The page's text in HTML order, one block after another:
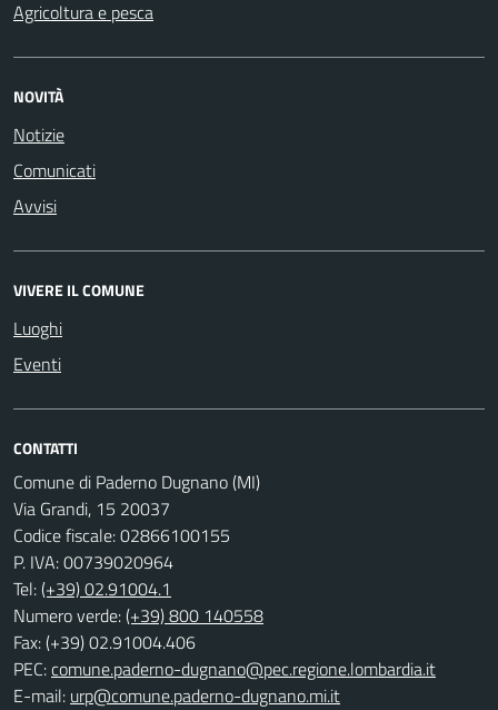
Agricoltura e pesca
NOVITÀ
Notizie
Comunicati
Avvisi
VIVERE IL COMUNE
Luoghi
Eventi
CONTATTI
Comune di Paderno Dugnano (MI)
Via Grandi, 15 20037
Codice fiscale: 02866100155
P. IVA: 00739020964
Tel:(+39) 02.91004.1
Numero verde:(+39) 800 140558
Fax: (+39) 02.91004.406
PEC:comune.paderno-dugnano@pec.regione.lombardia.it
E-mail: urp@comune.paderno-dugnano.mi.it